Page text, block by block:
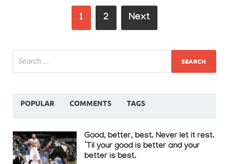
1 2 Next
POPULAR COMMENTS TAGS
Good, better, best. Never let it rest.
‘Til your good is better and your
better is best.